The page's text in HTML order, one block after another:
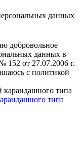
данных
добровольное
данных в
152 от 27.07.2006 г.
с политикой
типа